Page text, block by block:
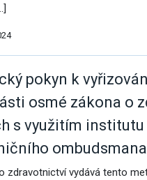
pokyn k
osmé zákona o
s využitím institutu
ombudsmana
zdravotnictví vydává tento